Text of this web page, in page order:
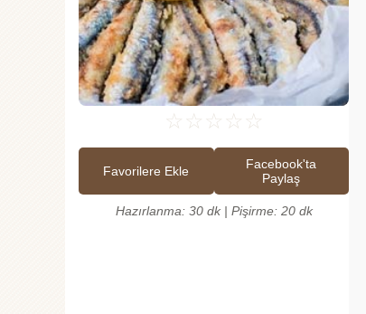
☆ ☆ ☆ ☆ ☆
Favorilere Ekle
Facebook'ta
Paylaş
Hazırlanma: 30 dk | Pişirme: 20 dk